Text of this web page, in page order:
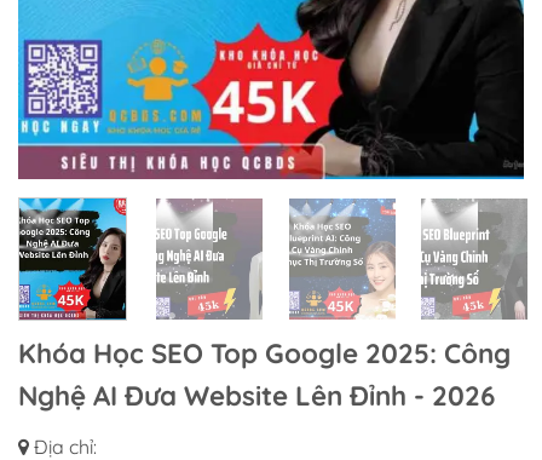
Khóa Học SEO Top Google 2025: Công
Nghệ AI Đưa Website Lên Đỉnh - 2026
Địa chỉ: